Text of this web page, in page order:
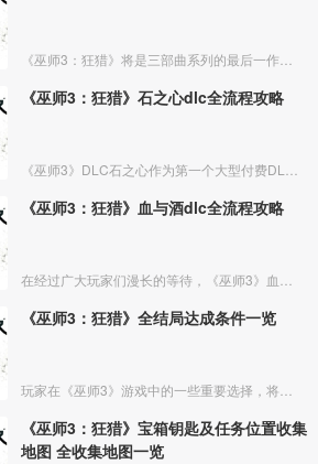
《巫师3：狂猎》石之心dlc全流程攻略
《巫师3：狂猎》血与酒dlc全流程攻略
《巫师3：狂猎》全结局达成条件一览
《巫师3：狂猎》宝箱钥匙及任务位置收集
地图 全收集地图一览